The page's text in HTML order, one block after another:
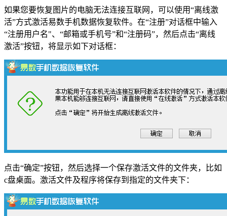
如果您要恢复图片的电脑无法连接互联网，可以使用“离线激
活”方式激活易数手机数据恢复软件。在“注册”对话框中输入
“注册用户名"、“邮箱或手机号”和“注册码”，然后点击“离线
激活”按钮，将显示如下对话框：
点击“确定”按钮，然后选择一个保存激活文件的文件夹，比如
c盘桌面。激活文件及程序将保存到指定的文件夹下：